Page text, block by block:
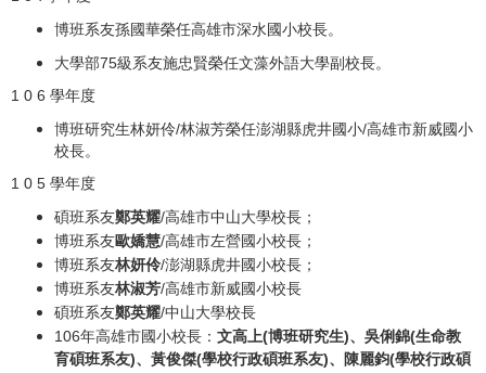
博班系友孫國華榮任高雄市深水國小校長。
大學部75級系友施忠賢榮任文藻外語大學副校長。
1 0 6 學年度
博班研究生林妍伶/林淑芳榮任澎湖縣虎井國小/高雄市新威國小
校長。
1 0 5 學年度
碩班系友鄭英耀/高雄市中山大學校長；
博班系友歐嬌慧/高雄市左營國小校長；
博班系友林妍伶/澎湖縣虎井國小校長；
博班系友林淑芳/高雄市新威國小校長
碩班系友鄭英耀/中山大學校長
106年高雄市國小校長： 文高上(博班研究生)、吳俐錦(生命教
育碩班系友)、黃俊傑(學校行政碩班系友)、陳麗鈞(學校行政碩